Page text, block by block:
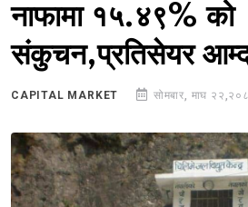
नाफामा १५.४९% को
संकुचन,प्रतिसेयर
CAPITAL MARKET सोमबार, माघ